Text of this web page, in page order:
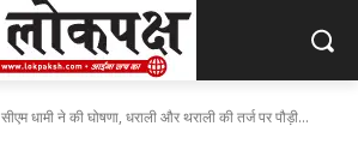
सीएम धामी ने की घोषणा, धराली और थराली की तर्ज पर पौड़ी...